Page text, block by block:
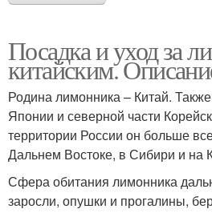
Посадка и уход за
китайским.
Родина лимонника – Китай.
Японии и северной части
территории России он больше
Дальнем Востоке, в Сибири и на
Сфера обитания лимонника
заросли, опушки и прогалины,